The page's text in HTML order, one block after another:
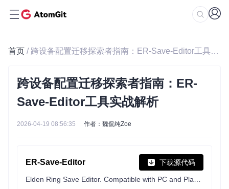
首页 / 跨设备配置迁移探索者指南：ER-Save-Editor工具实战解析
跨设备配置迁移探索者指南：ER-
Save-Editor工具实战解析
2026-04-19 08:56:35 作者：魏侃纯Zoe
ER-Save-Editor 下载源代码